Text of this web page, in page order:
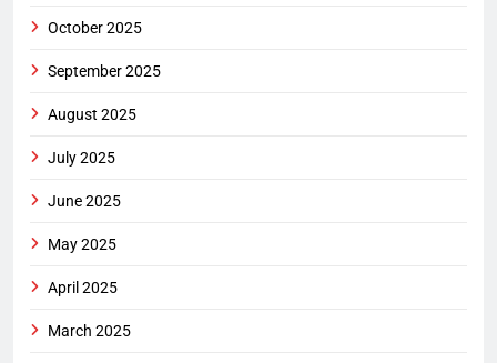
October 2025
September 2025
August 2025
July 2025
June 2025
May 2025
April 2025
March 2025